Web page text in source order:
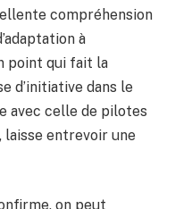
compréhension
à
point qui fait la
d’initiative dans le
avec celle de pilotes
entrevoir une
on peut